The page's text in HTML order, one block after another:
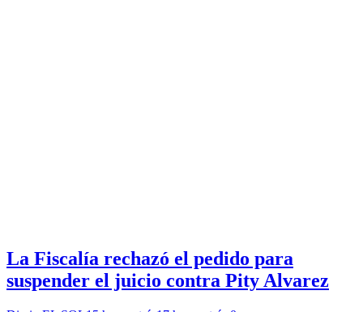
La Fiscalía rechazó el pedido para
suspender el juicio contra Pity Alvarez